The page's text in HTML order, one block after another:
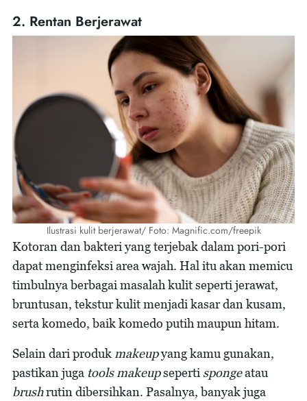
2. Rentan Berjerawat
Ilustrasi kulit berjerawat/ Foto: Magnific.com/freepik
Kotoran dan bakteri yang terjebak dalam pori-pori
dapat menginfeksi area wajah. Hal itu akan memicu
timbulnya berbagai masalah kulit seperti jerawat,
bruntusan, tekstur kulit menjadi kasar dan kusam,
serta komedo, baik komedo putih maupun hitam.
Selain dari produkmakeupyang kamu gunakan,
pastikan juga tools makeupsepertispongeatau
brushrutin dibersihkan. Pasalnya, banyak juga